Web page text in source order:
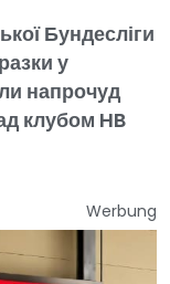
Бундесліги
у
напрочуд
клубом HB
Werbung